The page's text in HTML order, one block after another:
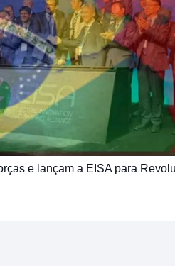
e lançam a EISA para